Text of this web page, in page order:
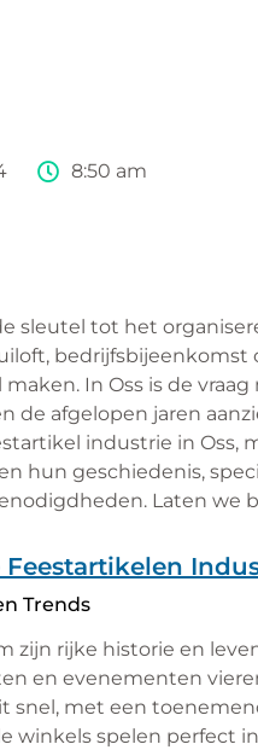
8:50 am
sleutel tot het
In Oss is de
de afgelopen jaren
industrie in Oss,
hun geschiedenis,
Laten we
Trends
zijn rijke historie en
en evenementen
snel, met een
winkels spelen perfect